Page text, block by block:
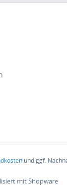
und ggf.
mit Shopware